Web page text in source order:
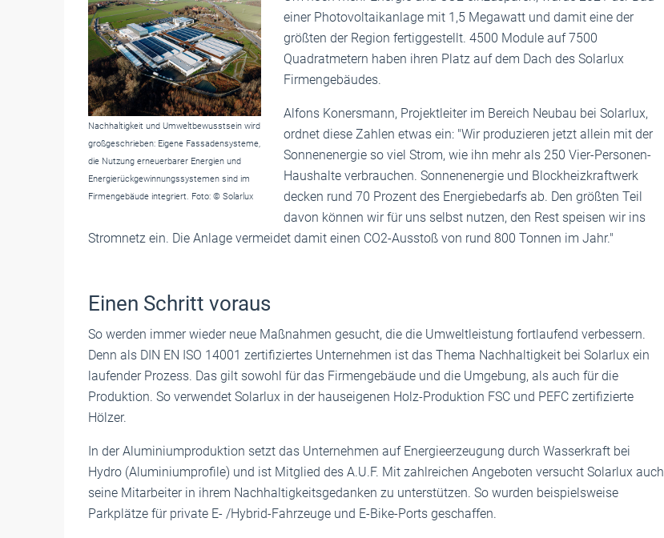
Nachhaltigkeit und Umweltbewusstsein wird
großgeschrieben: Eigene Fassadensysteme,
die Nutzung erneuerbarer Energien und
Energierückgewinnungssystemen sind im
Firmengebäude integriert. Foto: © Solarlux
einer Photovoltaikanlage mit 1,5 Megawatt und damit eine der
größten der Region fertiggestellt. 4500 Module auf 7500
Quadratmetern haben ihren Platz auf dem Dach des Solarlux
Firmengebäudes.
Alfons Konersmann, Projektleiter im Bereich Neubau bei Solarlux,
ordnet diese Zahlen etwas ein: "Wir produzieren jetzt allein mit der
Sonnenenergie so viel Strom, wie ihn mehr als 250 Vier-Personen-
Haushalte verbrauchen. Sonnenenergie und Blockheizkraftwerk
decken rund 70 Prozent des Energiebedarfs ab. Den größten Teil
davon können wir für uns selbst nutzen, den Rest speisen wir ins
Stromnetz ein. Die Anlage vermeidet damit einen CO2-Ausstoß von rund 800 Tonnen im Jahr."
Einen Schritt voraus
So werden immer wieder neue Maßnahmen gesucht, die die Umweltleistung fortlaufend verbessern.
Denn als DIN EN ISO 14001 zertifiziertes Unternehmen ist das Thema Nachhaltigkeit bei Solarlux ein
laufender Prozess. Das gilt sowohl für das Firmengebäude und die Umgebung, als auch für die
Produktion. So verwendet Solarlux in der hauseigenen Holz-Produktion FSC und PEFC zertifizierte
Hölzer.
In der Aluminiumproduktion setzt das Unternehmen auf Energieerzeugung durch Wasserkraft bei
Hydro (Aluminiumprofile) und ist Mitglied des A.U.F. Mit zahlreichen Angeboten versucht Solarlux auch
seine Mitarbeiter in ihrem Nachhaltigkeitsgedanken zu unterstützen. So wurden beispielsweise
Parkplätze für private E- /Hybrid-Fahrzeuge und E-Bike-Ports geschaffen.